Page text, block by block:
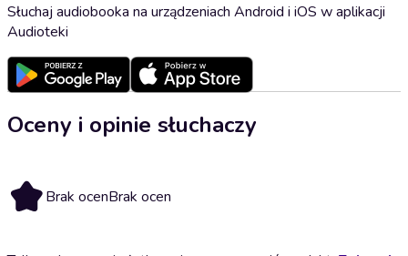
Słuchaj audiobooka na urządzeniach Android i iOS w aplikacji
Audioteki
Oceny i opinie słuchaczy
Brak ocenBrak ocen